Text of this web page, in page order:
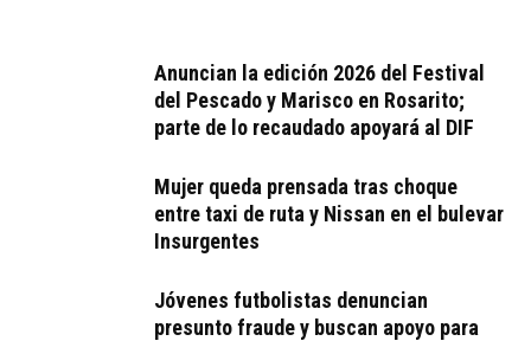
Anuncian la edición 2026 del Festival
del Pescado y Marisco en Rosarito;
parte de lo recaudado apoyará al DIF
Mujer queda prensada tras choque
entre taxi de ruta y Nissan en el bulevar
Insurgentes
Jóvenes futbolistas denuncian
presunto fraude y buscan apoyo para